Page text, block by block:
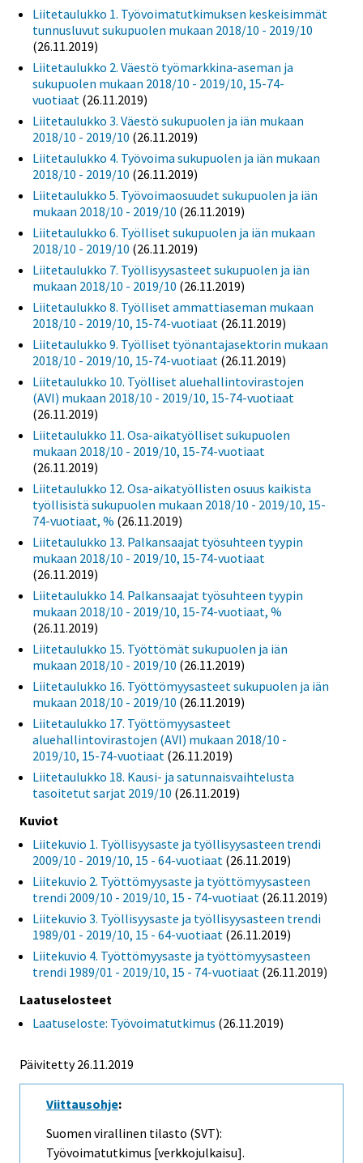
Liitetaulukko 1. Työvoimatutkimuksen keskeisimmät
tunnusluvut sukupuolen mukaan 2018/10 - 2019/10
(26.11.2019)
Liitetaulukko 2. Väestö työmarkkina-aseman ja
sukupuolen mukaan 2018/10 - 2019/10, 15-74-
vuotiaat (26.11.2019)
Liitetaulukko 3. Väestö sukupuolen ja iän mukaan
2018/10 - 2019/10 (26.11.2019)
Liitetaulukko 4. Työvoima sukupuolen ja iän mukaan
2018/10 - 2019/10 (26.11.2019)
Liitetaulukko 5. Työvoimaosuudet sukupuolen ja iän
mukaan 2018/10 - 2019/10 (26.11.2019)
Liitetaulukko 6. Työlliset sukupuolen ja iän mukaan
2018/10 - 2019/10 (26.11.2019)
Liitetaulukko 7. Työllisyysasteet sukupuolen ja iän
mukaan 2018/10 - 2019/10 (26.11.2019)
Liitetaulukko 8. Työlliset ammattiaseman mukaan
2018/10 - 2019/10, 15-74-vuotiaat (26.11.2019)
Liitetaulukko 9. Työlliset työnantajasektorin mukaan
2018/10 - 2019/10, 15-74-vuotiaat (26.11.2019)
Liitetaulukko 10. Työlliset aluehallintovirastojen
(AVI) mukaan 2018/10 - 2019/10, 15-74-vuotiaat
(26.11.2019)
Liitetaulukko 11. Osa-aikatyölliset sukupuolen
mukaan 2018/10 - 2019/10, 15-74-vuotiaat
(26.11.2019)
Liitetaulukko 12. Osa-aikatyöllisten osuus kaikista
työllisistä sukupuolen mukaan 2018/10 - 2019/10, 15-
74-vuotiaat, % (26.11.2019)
Liitetaulukko 13. Palkansaajat työsuhteen tyypin
mukaan 2018/10 - 2019/10, 15-74-vuotiaat
(26.11.2019)
Liitetaulukko 14. Palkansaajat työsuhteen tyypin
mukaan 2018/10 - 2019/10, 15-74-vuotiaat, %
(26.11.2019)
Liitetaulukko 15. Työttömät sukupuolen ja iän
mukaan 2018/10 - 2019/10 (26.11.2019)
Liitetaulukko 16. Työttömyysasteet sukupuolen ja iän
mukaan 2018/10 - 2019/10 (26.11.2019)
Liitetaulukko 17. Työttömyysasteet
aluehallintovirastojen (AVI) mukaan 2018/10 -
2019/10, 15-74-vuotiaat (26.11.2019)
Liitetaulukko 18. Kausi- ja satunnaisvaihtelusta
tasoitetut sarjat 2019/10 (26.11.2019)
Kuviot
Liitekuvio 1. Työllisyysaste ja työllisyysasteen trendi
2009/10 - 2019/10, 15 - 64-vuotiaat (26.11.2019)
Liitekuvio 2. Työttömyysaste ja työttömyysasteen
trendi 2009/10 - 2019/10, 15 - 74-vuotiaat (26.11.2019)
Liitekuvio 3. Työllisyysaste ja työllisyysasteen trendi
1989/01 - 2019/10, 15 - 64-vuotiaat (26.11.2019)
Liitekuvio 4. Työttömyysaste ja työttömyysasteen
trendi 1989/01 - 2019/10, 15 - 74-vuotiaat (26.11.2019)
Laatuselosteet
Laatuseloste: Työvoimatutkimus (26.11.2019)
Päivitetty 26.11.2019
Viittausohje:
Suomen virallinen tilasto (SVT):
Työvoimatutkimus [verkkojulkaisu].